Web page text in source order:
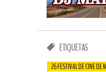
ETIQUETAS
26 FESTIVAL DE CINE DE